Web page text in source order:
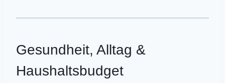
Gesundheit, Alltag &
Haushaltsbudget